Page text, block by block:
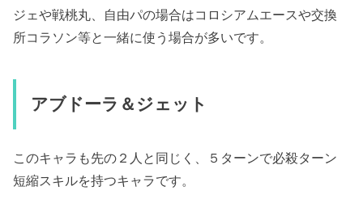
ジェや戦桃丸、自由パの場合はコロシアムエースや交換
所コラソン等と一緒に使う場合が多いです。
アブドーラ＆ジェット
このキャラも先の２人と同じく、５ターンで必殺ターン
短縮スキルを持つキャラです。